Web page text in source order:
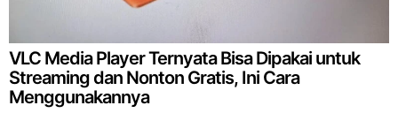
VLC Media Player Ternyata Bisa Dipakai untuk
Streaming dan Nonton Gratis, Ini Cara
Menggunakannya